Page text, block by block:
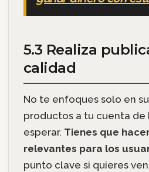
5.3 Realiza
calidad
No te enfoques solo en
productos a tu cuenta de
esperar. Tienes que
relevantes para los
punto clave si quieres